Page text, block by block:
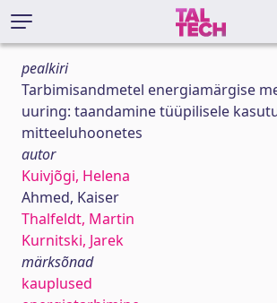
pealkiri
Tarbimisandmetel energiamärgise
uuring: taandamine tüüpilisele
mitteeluhoonetes
autor
Kuivjõgi, Helena
Ahmed, Kaiser
Thalfeldt, Martin
Kurnitski, Jarek
märksõnad
kauplused